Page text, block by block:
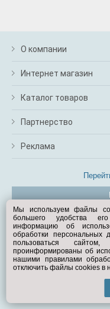
О компании
Интернет магазин
Каталог товаров
Партнерство
Реклама
©
Мы используем файлы
большего удобства
информацию об
обработки
пользоваться
проинформированы об
нашими правилами
отключить файлы cookies в